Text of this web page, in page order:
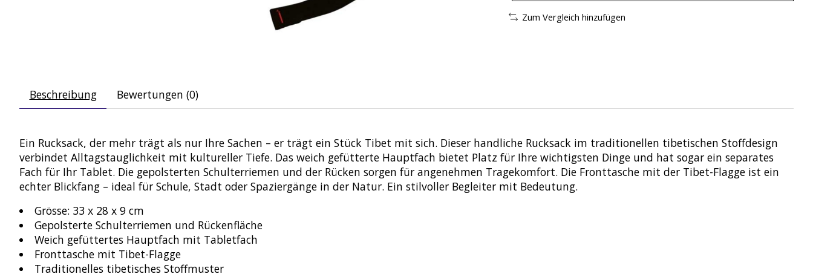
Zum Vergleich hinzufügen
Beschreibung Bewertungen (0)
Ein Rucksack, der mehr trägt als nur Ihre Sachen – er trägt ein Stück Tibet mit sich. Dieser handliche Rucksack im traditionellen tibetischen Stoffdesign
verbindet Alltagstauglichkeit mit kultureller Tiefe. Das weich gefütterte Hauptfach bietet Platz für Ihre wichtigsten Dinge und hat sogar ein separates
Fach für Ihr Tablet. Die gepolsterten Schulterriemen und der Rücken sorgen für angenehmen Tragekomfort. Die Fronttasche mit der Tibet-Flagge ist ein
echter Blickfang – ideal für Schule, Stadt oder Spaziergänge in der Natur. Ein stilvoller Begleiter mit Bedeutung.
Grösse: 33 x 28 x 9 cm
Gepolsterte Schulterriemen und Rückenfläche
Weich gefüttertes Hauptfach mit Tabletfach
Fronttasche mit Tibet-Flagge
Traditionelles tibetisches Stoffmuster